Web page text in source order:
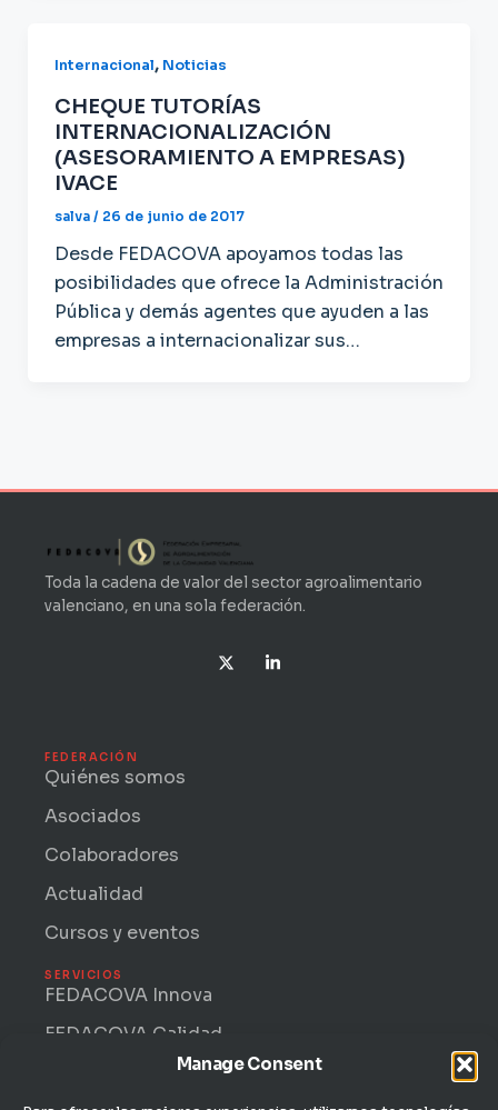
Manage Consent
Internacional, Noticias
CHEQUE TUTORÍAS
INTERNACIONALIZACIÓN
(ASESORAMIENTO A EMPRESAS)
IVACE
salva / 26 de junio de 2017
Desde FEDACOVA apoyamos todas las
posibilidades que ofrece la Administración
Pública y demás agentes que ayuden a las
empresas a internacionalizar sus…
Toda la cadena de valor del sector agroalimentario
valenciano, en una sola federación.
X
- i
FEDERACIÓN
Quiénes somos
Asociados
Colaboradores
Actualidad
Cursos y eventos
SERVICIOS
FEDACOVA Innova
FEDACOVA Calidad
Internacional · ENTRII